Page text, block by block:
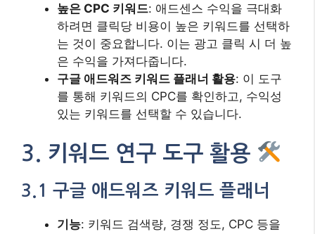
높은 CPC 키워드: 애드센스 수익을 극대화
하려면 클릭당 비용이 높은 키워드를 선택하
는 것이 중요합니다. 이는 광고 클릭 시 더 높
은 수익을 가져다줍니다.
구글 애드워즈 키워드 플래너 활용: 이 도구
를 통해 키워드의 CPC를 확인하고, 수익성
있는 키워드를 선택할 수 있습니다.
3. 키워드 연구 도구 활용
3.1 구글 애드워즈 키워드 플래너
기능: 키워드 검색량, 경쟁 정도, CPC 등을